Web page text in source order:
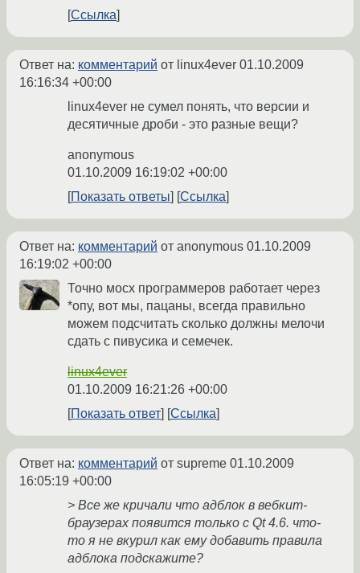
Ссылка
Ответ на: комментарий от linux4ever 01.10.2009
16:16:34 +00:00
linux4ever не сумел понять, что версии и
десятичные дроби - это разные вещи?
anonymous
01.10.2009 16:19:02 +00:00
Показать ответы
Ссылка
Ответ на: комментарий от anonymous 01.10.2009
16:19:02 +00:00
Точно мосх программеров работает через
*опу, вот мы, пацаны, всегда правильно
можем подсчитать сколько должны мелочи
сдать с пивусика и семечек.
linux4ever
01.10.2009 16:21:26 +00:00
Показать ответ
Ссылка
Ответ на: комментарий от supreme 01.10.2009
16:05:19 +00:00
> Все же кричали что адблок в вебкит-
браузерах появится только с Qt 4.6. что-
то я не вкурил как ему добавить правила
адблока подскажите?